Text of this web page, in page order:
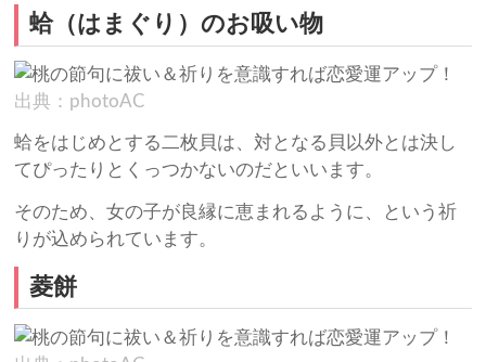
蛤（はまぐり）のお吸い物
出典：photoAC
蛤をはじめとする二枚貝は、対となる貝以外とは決し
てぴったりとくっつかないのだといいます。
そのため、女の子が良縁に恵まれるように、という祈
りが込められています。
菱餅